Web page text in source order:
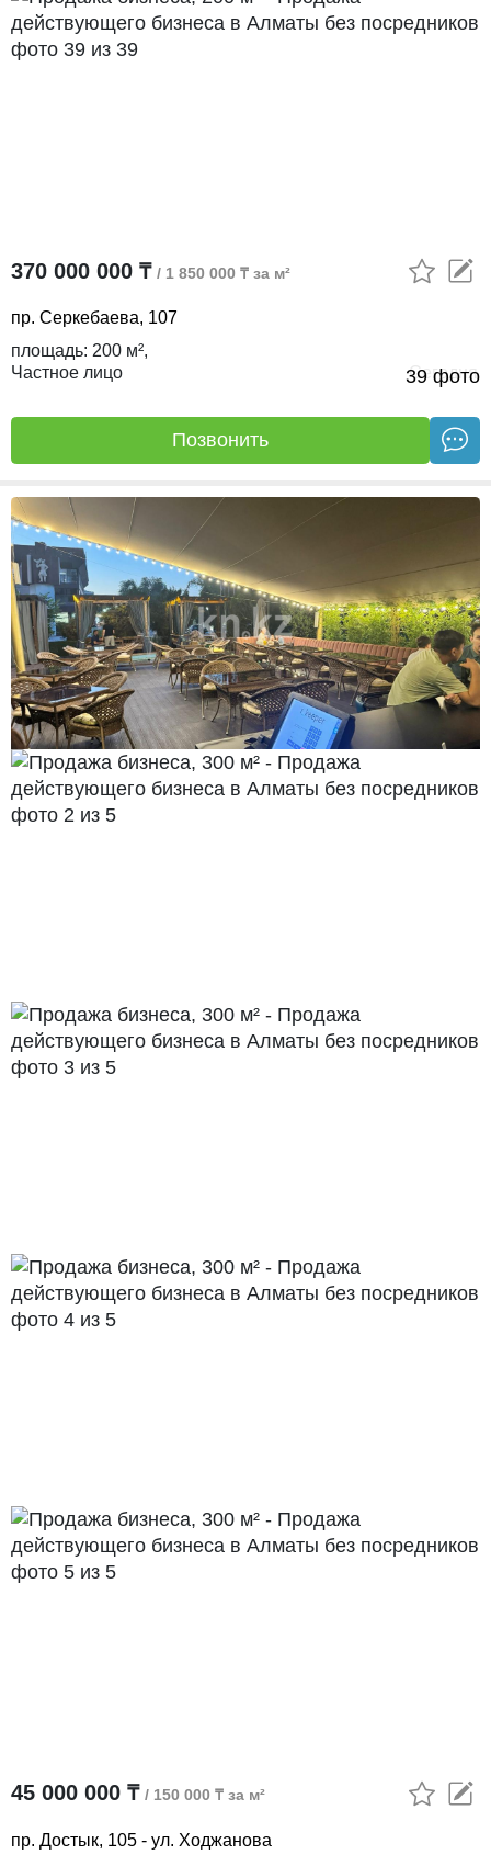
39 фото
370 000 000 ₸ / 1 850 000 ₸ за м²
пр. Серкебаева, 107
площадь: 200 м²,
Частное лицо
Сегодня
Позвонить
45 000 000 ₸ / 150 000 ₸ за м²
пр. Достык, 105 - ул. Ходжанова